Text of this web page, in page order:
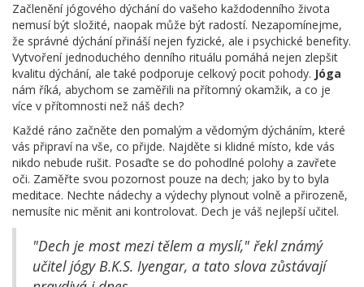
Začlenění jógového dýchání do vašeho každodenního života
nemusí být složité, naopak může být radostí. Nezapomínejme,
že správné dýchání přináší nejen fyzické, ale i psychické benefity.
Vytvoření jednoduchého denního rituálu pomáhá nejen zlepšit
kvalitu dýchání, ale také podporuje celkový pocit pohody. Jóga
nám říká, abychom se zaměřili na přítomný okamžik, a co je
více v přítomnosti než náš dech?
Každé ráno začněte den pomalým a vědomým dýcháním, které
vás připraví na vše, co přijde. Najděte si klidné místo, kde vás
nikdo nebude rušit. Posaďte se do pohodlné polohy a zavřete
oči. Zaměřte svou pozornost pouze na dech; jako by to byla
meditace. Nechte nádechy a výdechy plynout volně a přirozeně,
nemusíte nic měnit ani kontrolovat. Dech je váš nejlepší učitel.
"Dech je most mezi tělem a myslí," řekl známý
učitel jógy B.K.S. Iyengar, a tato slova zůstávají